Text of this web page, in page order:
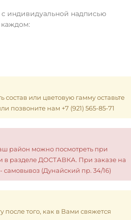
индивидуальной надписью
состав или цветовую гамму оставьте
позвоните нам +7 (921) 565-85-71
район можно посмотреть при
в разделе ДОСТАВКА. При заказе на
(Дунайский пр. 34/16)
после того, как в Вами свяжется